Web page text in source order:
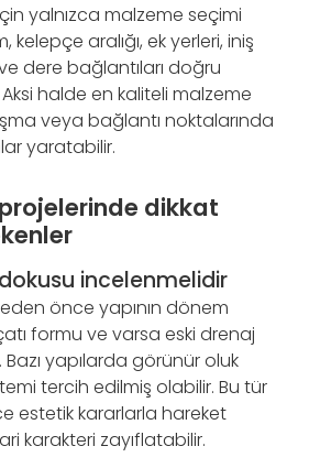
yalnızca malzeme seçimi
kelepçe aralığı, ek yerleri, iniş
dere bağlantıları doğru
halde en kaliteli malzeme
veya bağlantı noktalarında
yaratabilir.
dikkat
incelenmelidir
önce yapının dönem
formu ve varsa eski drenaj
yapılarda görünür oluk
tercih edilmiş olabilir. Bu tür
estetik kararlarla hareket
karakteri zayıflatabilir.